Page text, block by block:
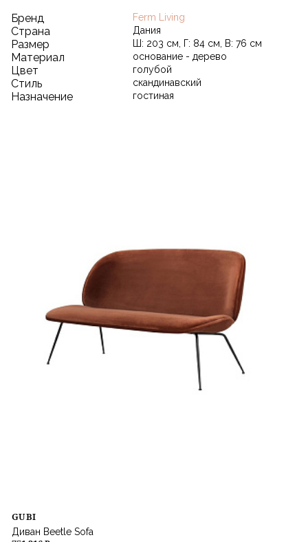
Бренд Ferm Living
Страна Дания
Размер Ш: 203 см, Г: 84 см, В: 76 см
Материал основание - дерево
Цвет голубой
Стиль скандинавский
Назначение гостиная
GUBI
Диван Beetle Sofa